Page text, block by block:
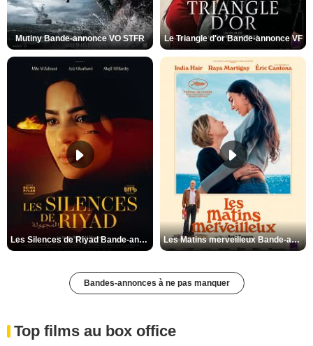
Mutiny Bande-annonce VO STFR Le Triangle d'or Bande-annonce VF
Les Silences de Riyad Bande-annonce VO STFR Les Matins merveilleux Bande-annonce VF
Bandes-annonces à ne pas manquer
Top films au box office